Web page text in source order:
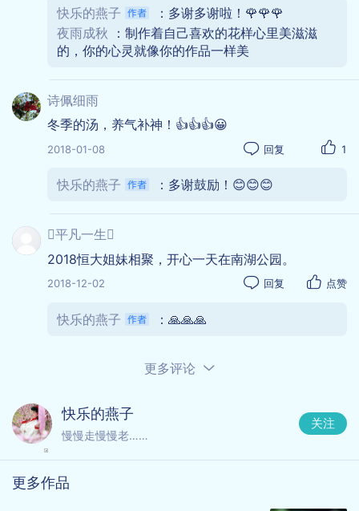
快乐的燕子
：多谢多谢啦！🌹🌹🌹
夜雨成秋
：制作着自己喜欢的花样心里美滋滋
的，你的心灵就像你的作品一样美
诗佩细雨
冬季的汤，养气补神！👍👍👍😀
2018-01-08 回复 1
快乐的燕子 ：多谢鼓励！😊😊😊
平凡一生
2018恒大姐妹相聚，开心一天在南湖公园。
2018-12-02 回复 点赞
快乐的燕子 ：🙏🙏🙏
更多评论
快乐的燕子
慢慢走慢慢老……
关注
更多作品